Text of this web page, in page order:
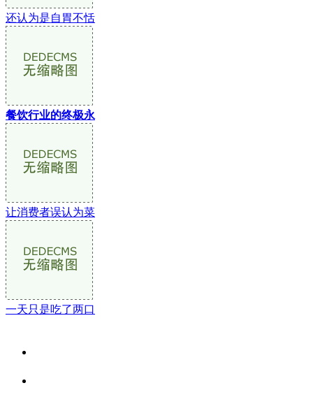
还认为是自胃不恬
餐饮行业的终极永
让消费者误认为菜
一天只是吃了两口